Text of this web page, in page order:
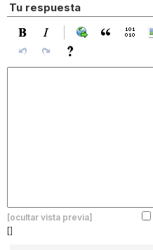
Tu respuesta
[ocultar vista previa]
[]